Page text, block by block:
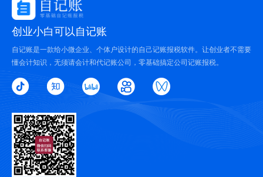
创业小白可以自记账
自记账是一款给小微企业、个体户设计的自己记账报税软件。让创业者不需要
懂会计知识，无须请会计和代记账公司，零基础搞定公司记账报税。